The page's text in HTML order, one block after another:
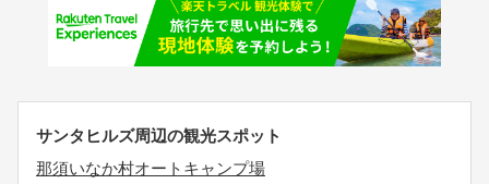
サンタヒルズ周辺の観光スポット
那須いなか村オートキャンプ場